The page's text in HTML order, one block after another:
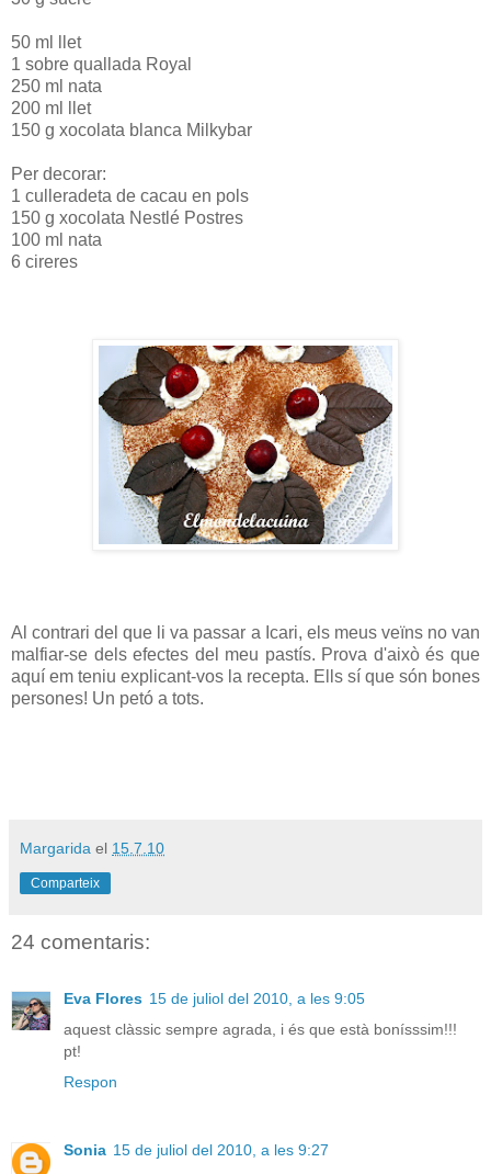
50 ml llet
1 sobre quallada Royal
250 ml nata
200 ml llet
150 g xocolata blanca Milkybar
Per decorar:
1 culleradeta de cacau en pols
150 g xocolata Nestlé Postres
100 ml nata
6 cireres
Al contrari del que li va passar a Icari, els meus veïns no van
malfiar-se dels efectes del meu pastís. Prova d'això és que
aquí em teniu explicant-vos la recepta. Ells sí que són bones
persones! Un petó a tots.
Margarida el 15.7.10
Comparteix
24 comentaris:
Eva Flores 15 de juliol del 2010, a les 9:05
aquest clàssic sempre agrada, i és que està bonísssim!!!
pt!
Respon
Sonia 15 de juliol del 2010, a les 9:27